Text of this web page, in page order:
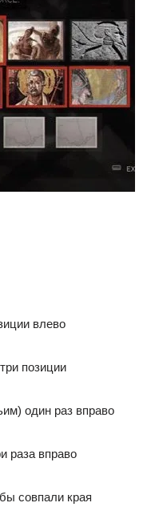
влево
позиции
один раз вправо
раза вправо
совпали края